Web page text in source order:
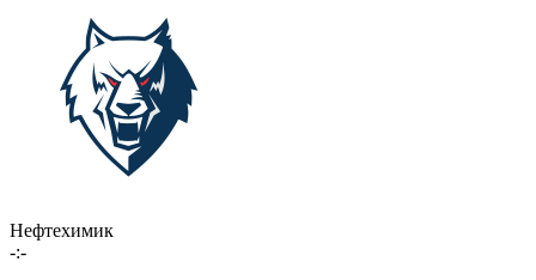
Нефтехимик
-:-